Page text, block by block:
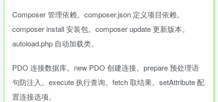
Composer 管理依赖。composer.json 定义项目依赖。
composer install 安装包。composer update 更新版本。
autoload.php 自动加载类。
PDO 连接数据库。new PDO 创建连接。prepare 预处理语
句防注入。execute 执行查询。fetch 取结果。setAttribute 配
置连接选项。